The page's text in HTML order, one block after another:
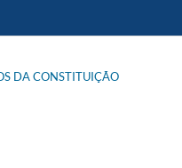
DA CONSTITUIÇÃO